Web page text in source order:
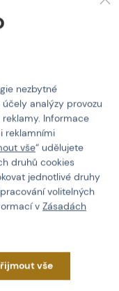
MILSIG
Barrel
Thread Protector
Kód: 04203
135 Kč
Praha
nezbytné
analýzy provozu
Informace
reklamními
vše“ udělujete
druhů cookies
jednotlivé druhy
volitelných
v Zásadách
vše